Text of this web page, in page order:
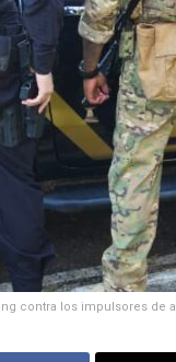
contra los impulsores